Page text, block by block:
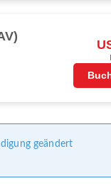
geändert